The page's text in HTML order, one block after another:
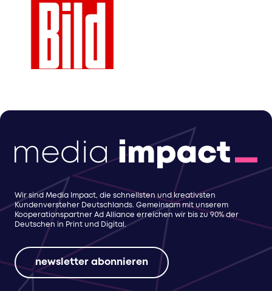
Wir sind Media Impact, die schnellsten und kreativsten
Kundenversteher Deutschlands. Gemeinsam mit unserem
Kooperationspartner Ad Alliance erreichen wir bis zu 90% der
Deutschen in Print und Digital.
newsletter abonnieren